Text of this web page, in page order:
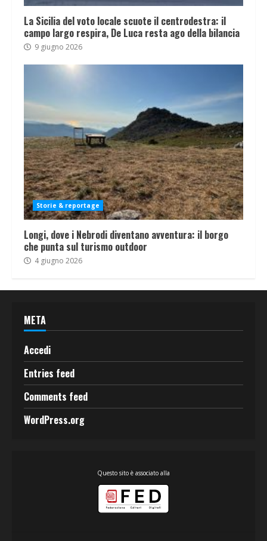
La Sicilia del voto locale scuote il centrodestra: il
campo largo respira, De Luca resta ago della bilancia
9 giugno 2026
Storie & reportage
Longi, dove i Nebrodi diventano avventura: il borgo
che punta sul turismo outdoor
4 giugno 2026
META
Accedi
Entries feed
Comments feed
WordPress.org
Questo sito è associato alla